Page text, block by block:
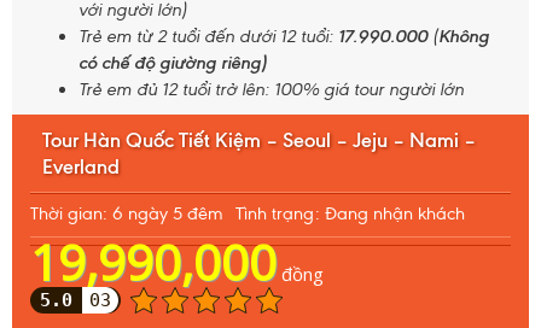
với người lớn)
Trẻ em từ 2 tuổi đến dưới 12 tuổi: 17.990.000(Không
có chế độ giường riêng)
Trẻ em đủ 12 tuổi trở lên: 100% giá tour người lớn
Tour Hàn Quốc Tiết Kiệm – Seoul – Jeju – Nami –
Everland
Thời gian: 6 ngày 5 đêm Tình trạng: Đang nhận khách
19,990,000đồng
5.0 03